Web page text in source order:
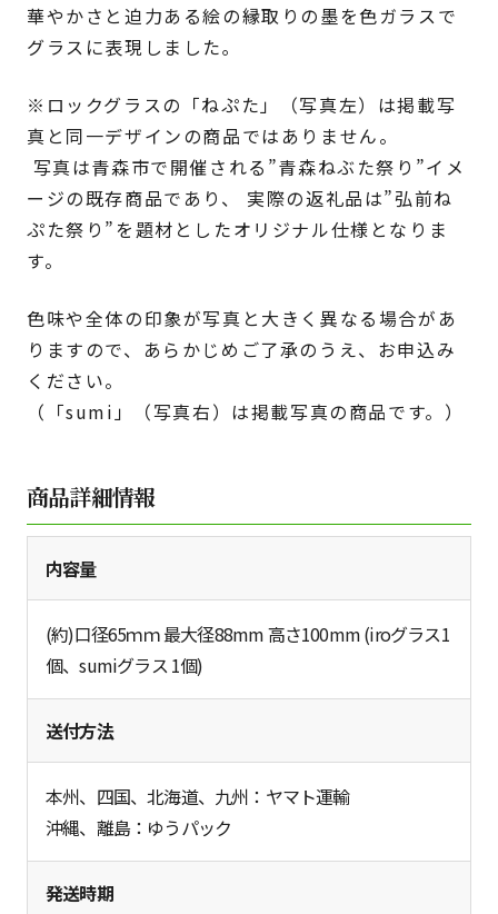
華やかさと迫力ある絵の縁取りの墨を色ガラスで
グラスに表現しました｡
※ロックグラスの「ねぷた」（写真左）は掲載写
真と同一デザインの商品ではありません。
写真は青森市で開催される”青森ねぶた祭り”イメ
ージの既存商品であり、 実際の返礼品は”弘前ね
ぷた祭り”を題材としたオリジナル仕様となりま
す。
色味や全体の印象が写真と大きく異なる場合があ
りますので、あらかじめご了承のうえ、お申込み
ください。
（「sumi」（写真右）は掲載写真の商品です。）
商品詳細情報
内容量
(約)口径65ｍｍ 最大径88mm 高さ100mm (iroグラス1
個、sumiグラス 1個)
送付方法
本州、四国、北海道、九州：ヤマト運輸
沖縄、離島：ゆうパック
発送時期